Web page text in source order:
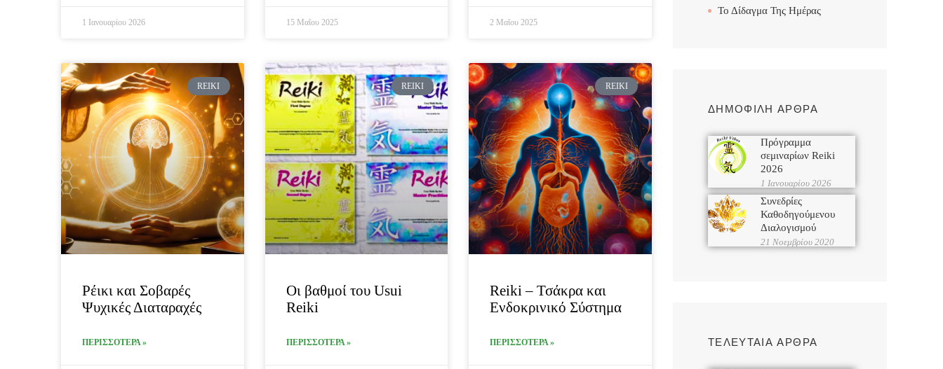
1 Ιανουαρίου 2026 15 Μαΐου 2025 2 Μαΐου 2025
REIKI
Ρέικι και Σοβαρές
Ψυχικές Διαταραχές
ΠΕΡΙΣΣΟΤΕΡΑ »
REIKI
Οι βαθμοί του Usui
Reiki
ΠΕΡΙΣΣΟΤΕΡΑ »
REIKI
Reiki – Τσάκρα και
Ενδοκρινικό Σύστημα
ΠΕΡΙΣΣΟΤΕΡΑ »
Το Δίδαγμα Της Ημέρας
ΔΗΜΟΦΙΛΗ ΑΡΘΡΑ
Πρόγραμμα
σεμιναρίων Reiki
2026
1 Ιανουαρίου 2026
Συνεδρίες
Καθοδηγούμενου
Διαλογισμού
21 Νοεμβρίου 2020
ΤΕΛΕΥΤΑΙΑ ΑΡΘΡΑ